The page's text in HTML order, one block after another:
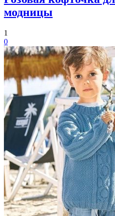
модницы
1
0